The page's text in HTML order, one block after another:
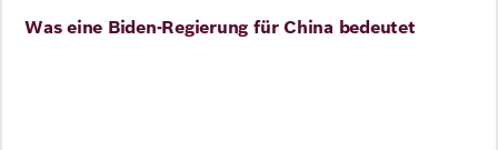
Perspective
Was eine Biden-Regierung für China bedeutet